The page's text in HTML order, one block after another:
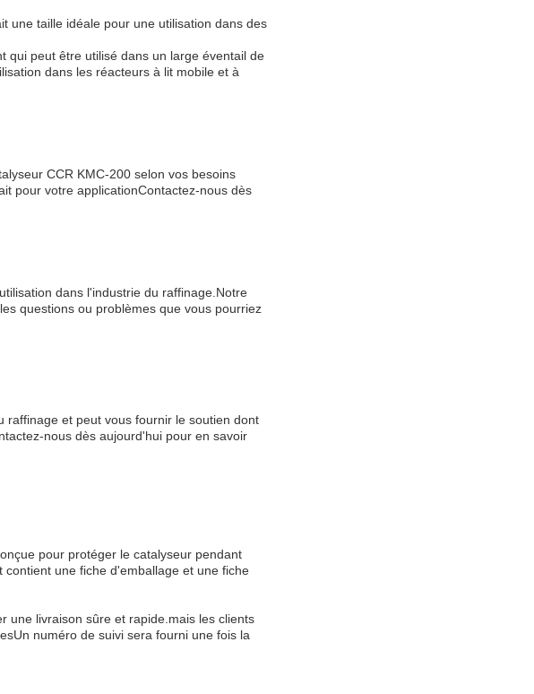
une taille idéale pour une utilisation dans des
qui peut être utilisé dans un large éventail de
dans les réacteurs à lit mobile et à
CCR KMC-200 selon vos besoins
pour votre applicationContactez-nous dès
dans l'industrie du raffinage.Notre
questions ou problèmes que vous pourriez
raffinage et peut vous fournir le soutien dont
nous dès aujourd'hui pour en savoir
pour protéger le catalyseur pendant
une fiche d'emballage et une fiche
une livraison sûre et rapide.mais les clients
numéro de suivi sera fourni une fois la